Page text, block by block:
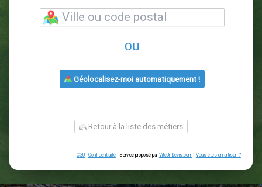
votre projet :
ou
Géolocalisez-moi automatiquement !